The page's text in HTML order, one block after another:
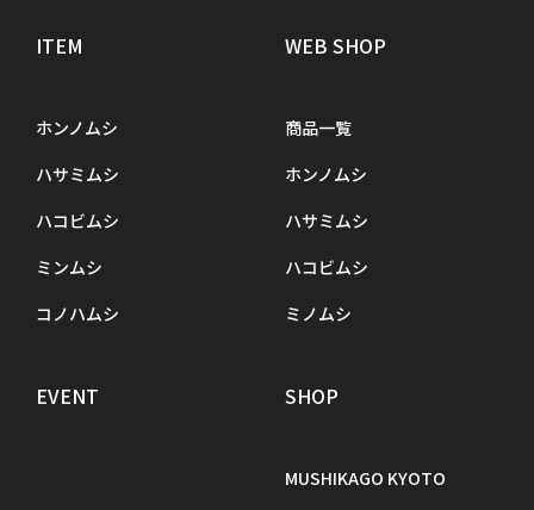
ITEM
ホンノムシ
ハサミムシ
ハコビムシ
ミンムシ
コノハムシ
WEB SHOP
商品一覧
ホンノムシ
ハサミムシ
ハコビムシ
ミノムシ
EVENT SHOP
MUSHIKAGO KYOTO